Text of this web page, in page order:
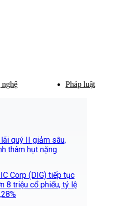
Pháp luật
quý II giảm sâu,
thâm hụt nặng
Corp (DIG) tiếp tục
8 triệu cổ phiếu, tỷ lệ